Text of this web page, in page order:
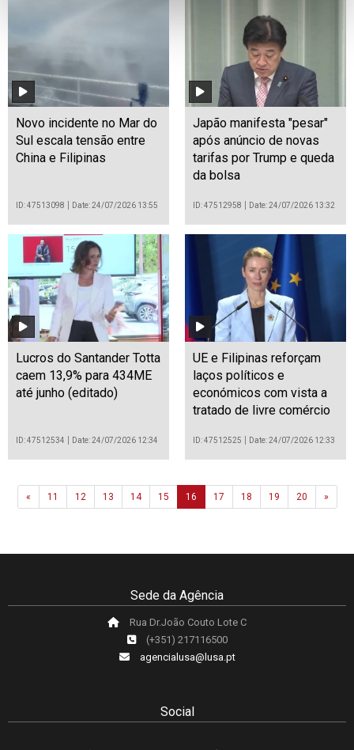
Novo incidente no Mar do
Sul escala tensão entre
China e Filipinas
ID: 47513098 Date: 24/07/2026 13:55
Japão manifesta "pesar"
após anúncio de novas
tarifas por Trump e queda
da bolsa
ID: 47512958 Date: 24/07/2026 13:32
Lucros do Santander Totta
caem 13,9% para 434ME
até junho (editado)
ID: 47512534 Date: 24/07/2026 12:34
UE e Filipinas reforçam
laços políticos e
económicos com vista a
tratado de livre comércio
ID: 47512525 Date: 24/07/2026 12:33
«Previous
11 12 13 14 15 16 17 18 19 20 »Next
Sede da Agência
Rua Dr.João Couto Lote C
(+351) 217116500
agencialusa@lusa.pt
Social